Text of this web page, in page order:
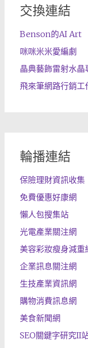
交換連結
Benson的AI Art
咪咪米米愛編劇
晶典藝飾雷射水晶
飛來筆網路行銷工
輪播連結
保險理財資訊收集
免費優惠好康網
懶人包搜集站
光電產業關注網
美容彩妝瘦身減重
企業訊息關注網
生技產業資訊網
購物消費訊息網
美食新聞網
SEO關鍵字研究II